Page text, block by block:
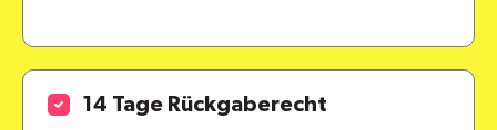
14 Tage Rückgaberecht